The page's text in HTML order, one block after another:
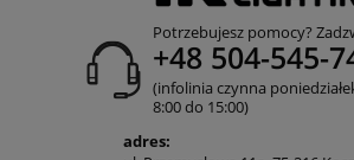
Potrzebujesz pomocy?
+48 504-545-
(infolinia czynna
8:00 do 15:00)
adres: